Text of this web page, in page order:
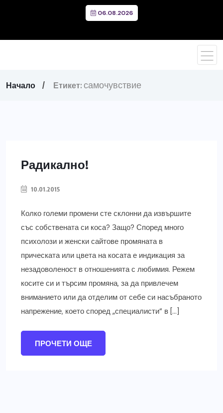
06.08.2026
Начало Етикет: самочувствие
Радикално!
10.01.2015
Колко големи промени сте склонни да извършите
със собствената си коса? Защо? Според много
психолози и женски сайтове промяната в
прическата или цвета на косата е индикация за
незадоволеност в отношенията с любимия. Режем
косите си и търсим промяна, за да привлечем
вниманието или да отделим от себе си насъбраното
напрежение, което според „специалисти“ в […]
ПРОЧЕТИ ОЩЕ